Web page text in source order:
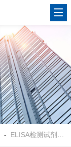
- ELISA检测试剂盒